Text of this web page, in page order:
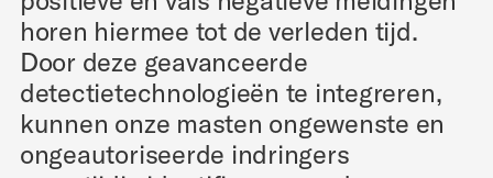
horen hiermee tot de verleden tijd.
Door deze geavanceerde
detectietechnologieën te integreren,
kunnen onze masten ongewenste en
ongeautoriseerde indringers